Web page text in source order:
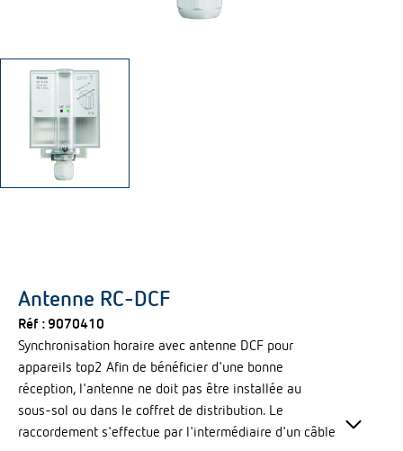
Antenne RC-DCF
Réf : 9070410
Synchronisation horaire avec antenne DCF pour
appareils top2 Afin de bénéficier d'une bonne
réception, l'antenne ne doit pas être installée au
sous-sol ou dans le coffret de distribution. Le
raccordement s'effectue par l'intermédiaire d'un câble
keyboard_arrow_down